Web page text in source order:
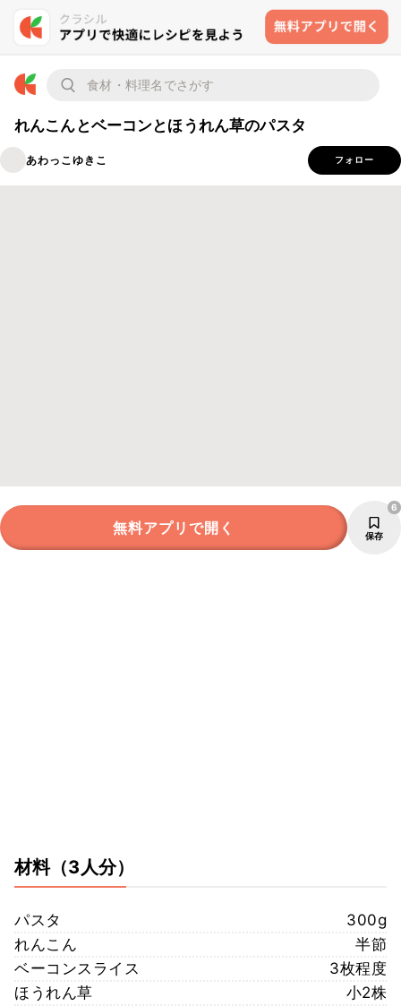
れんこんとベーコンとほうれん草のパスタ
あわっこゆきこ フォロー
無料アプリで開く 保存
6
材料（3人分）
パスタ
300g
れんこん
半節
ベーコンスライス
3枚程度
ほうれん草
小2株